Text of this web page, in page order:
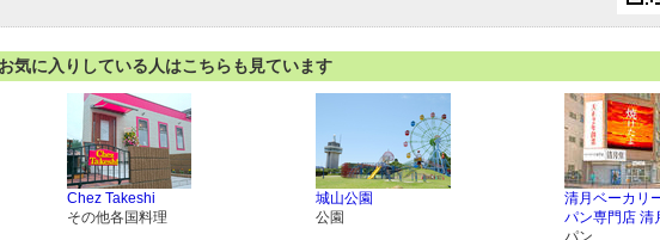
気に入りしている人はこちらも見ています
Chez Takeshi
その他各国料理
城山公園
公園
清月ベーカリ
パン専門店 清
パン